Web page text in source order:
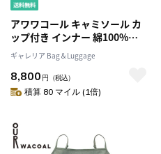
アワワコール キャミソール カ
ップ付き インナー 綿100%
OUR WACOAL トップス インナ
ーウェア ブラトップ アンダー
ゴムなし キャミ シンプル スト
ラップ調整 レディース カップ
ギャレリア Bag＆Luggage
8,800 円 （税込）
積算 80 マイル (1倍)